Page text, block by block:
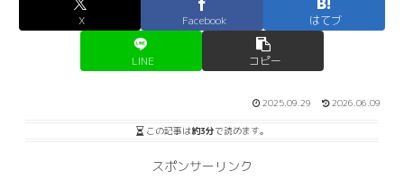
X Facebook はてブ
LINE コピー
2025.09.29 2026.06.09
この記事は約3分で読めます。
スポンサーリンク